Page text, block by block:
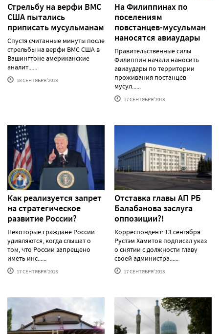
Стрельбу на верфи ВМС
США пытались
приписать мусульманам
Спустя считанные минуты после
стрельбы на верфи ВМС США в
Вашингтоне американские
аналит......
18 СЕНТЯБРЯ'2013
На Филиппинах по
поселениям
повстанцев-мусульман
наносятся авиаудары
Правительственные силы
Филиппин начали наносить
авиаудары по территории
проживания постанцев-
мусул......
17 СЕНТЯБРЯ'2013
Как реализуется запрет
на стратегическое
развитие России?
Некоторые граждане России
удивляются, когда слышат о
том, что России запрещено
иметь инс......
17 СЕНТЯБРЯ'2013
Отставка главы АП РБ
Балабанова заслуга
оппозиции?!
Корреспондент: 13 сентября
Рустэм Хамитов подписал указ
о снятии с должности главу
своей администра......
17 СЕНТЯБРЯ'2013